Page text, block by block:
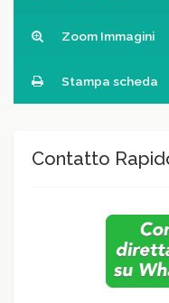
Zoom Immagini
Stampa scheda
Contatto